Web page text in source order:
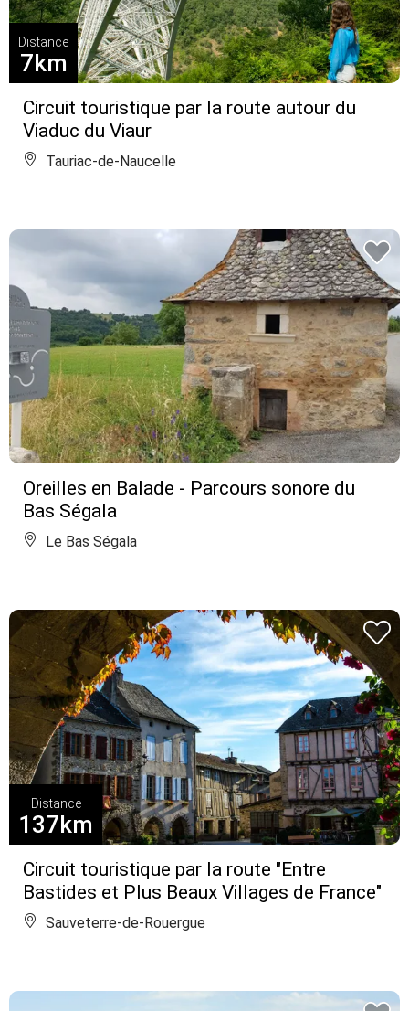
Circuit touristique par la route autour du
Viaduc du Viaur
Distance
7km
Tauriac-de-Naucelle
Oreilles en Balade - Parcours sonore du
Bas Ségala
Le Bas Ségala
Circuit touristique par la route "Entre
Bastides et Plus Beaux Villages de France"
Distance
137km
Sauveterre-de-Rouergue